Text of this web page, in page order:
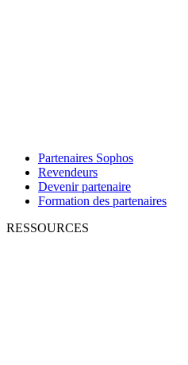
Partenaires Sophos
Revendeurs
Devenir partenaire
Formation des partenaires
RESSOURCES